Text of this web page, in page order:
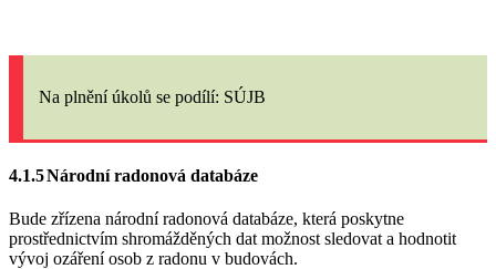
Na plnění úkolů se podílí: SÚJB
4.1.5Národní radonová databáze
Bude zřízena národní radonová databáze, která poskytne
prostřednictvím shromážděných dat možnost sledovat a hodnotit
vývoj ozáření osob z radonu v budovách.